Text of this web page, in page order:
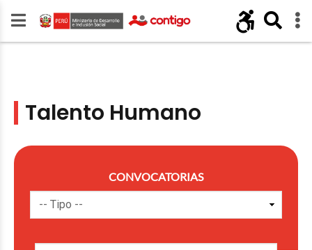
Talento Humano
CONVOCATORIAS